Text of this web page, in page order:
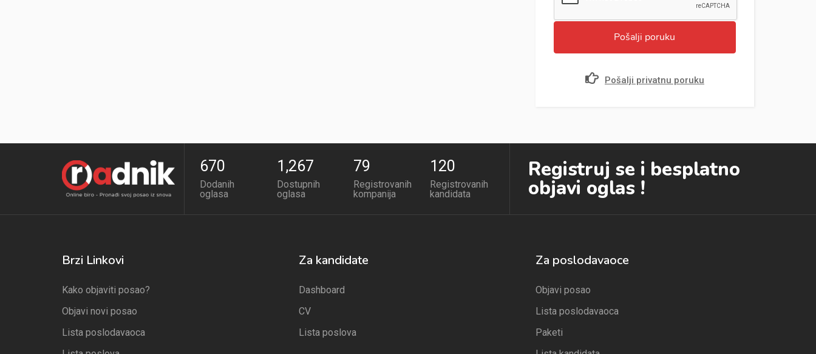
Pošalji poruku
Pošalji privatnu poruku
670
Dodanih
oglasa
1,267
Dostupnih
oglasa
79
Registrovanih
kompanija
120
Registrovanih
kandidata
Registruj se i besplatno
objavi oglas !
Brzi Linkovi
Kako objaviti posao?
Objavi novi posao
Lista poslodavaoca
Za kandidate
Dashboard
CV
Lista poslova
Za poslodavaoce
Objavi posao
Lista poslodavaoca
Paketi